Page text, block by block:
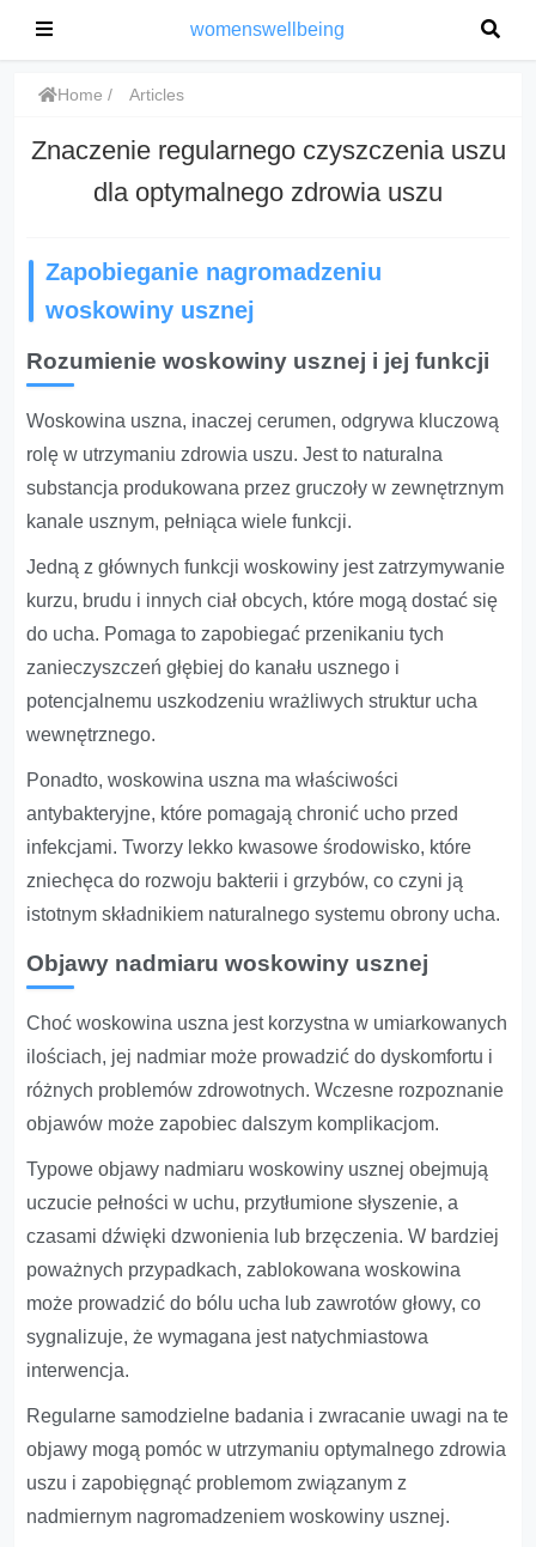
womenswellbeing
Home Articles
Znaczenie regularnego czyszczenia uszu
dla optymalnego zdrowia uszu
Zapobieganie nagromadzeniu
woskowiny usznej
Rozumienie woskowiny usznej i jej funkcji
Woskowina uszna, inaczej cerumen, odgrywa kluczową
rolę w utrzymaniu zdrowia uszu. Jest to naturalna
substancja produkowana przez gruczoły w zewnętrznym
kanale usznym, pełniąca wiele funkcji.
Jedną z głównych funkcji woskowiny jest zatrzymywanie
kurzu, brudu i innych ciał obcych, które mogą dostać się
do ucha. Pomaga to zapobiegać przenikaniu tych
zanieczyszczeń głębiej do kanału usznego i
potencjalnemu uszkodzeniu wrażliwych struktur ucha
wewnętrznego.
Ponadto, woskowina uszna ma właściwości
antybakteryjne, które pomagają chronić ucho przed
infekcjami. Tworzy lekko kwasowe środowisko, które
zniechęca do rozwoju bakterii i grzybów, co czyni ją
istotnym składnikiem naturalnego systemu obrony ucha.
Objawy nadmiaru woskowiny usznej
Choć woskowina uszna jest korzystna w umiarkowanych
ilościach, jej nadmiar może prowadzić do dyskomfortu i
różnych problemów zdrowotnych. Wczesne rozpoznanie
objawów może zapobiec dalszym komplikacjom.
Typowe objawy nadmiaru woskowiny usznej obejmują
uczucie pełności w uchu, przytłumione słyszenie, a
czasami dźwięki dzwonienia lub brzęczenia. W bardziej
poważnych przypadkach, zablokowana woskowina
może prowadzić do bólu ucha lub zawrotów głowy, co
sygnalizuje, że wymagana jest natychmiastowa
interwencja.
Regularne samodzielne badania i zwracanie uwagi na te
objawy mogą pomóc w utrzymaniu optymalnego zdrowia
uszu i zapobięgnąć problemom związanym z
nadmiernym nagromadzeniem woskowiny usznej.